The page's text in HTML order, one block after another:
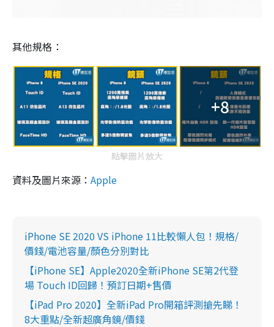
其他規格：
+8
點擊圖片放大
資料及圖片來源： Apple
iPhone SE 2020 VS iPhone 11比較懶人包！規格/
價錢/電池容量/顏色分別對比
【iPhone SE】Apple2020全新iPhone SE第2代登
場 Touch ID回歸！預訂日期+售價
【iPad Pro 2020】全新iPad Pro開箱評測搶先睇！
8大重點/全新超廣角鏡/價錢